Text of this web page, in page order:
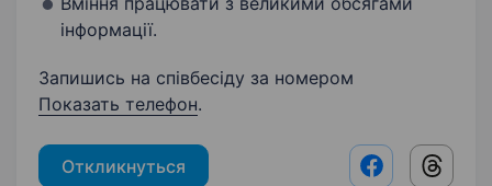
інформації.
Запишись на співбесіду за номером
Показать телефон.
Откликнуться Facebook